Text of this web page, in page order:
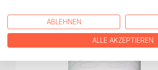
ABLEHNEN
ALLE AKZEPTIEREN